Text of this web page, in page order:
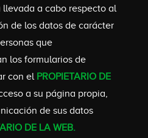
a cabo respecto al
de los datos de carácter
que
los formularios de
con el PROPIETARIO DE
a su página propia,
de sus datos
DE LA WEB.